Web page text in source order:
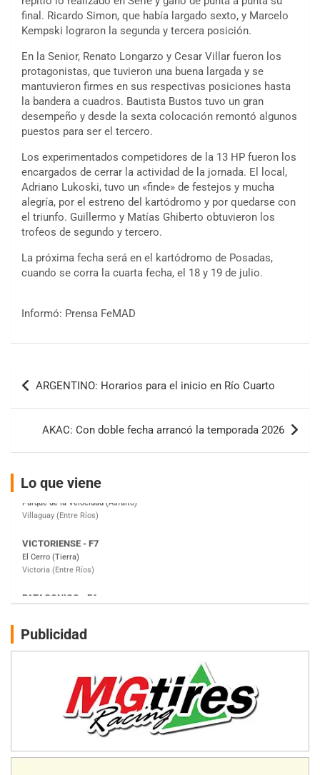
final. Ricardo Simon, que había largado sexto, y Marcelo
Kempski lograron la segunda y tercera posición.
En la Senior, Renato Longarzo y Cesar Villar fueron los
protagonistas, que tuvieron una buena largada y se
mantuvieron firmes en sus respectivas posiciones hasta
la bandera a cuadros. Bautista Bustos tuvo un gran
desempeño y desde la sexta colocación remontó algunos
puestos para ser el tercero.
Los experimentados competidores de la 13 HP fueron los
encargados de cerrar la actividad de la jornada. El local,
Adriano Lukoski, tuvo un «finde» de festejos y mucha
alegría, por el estreno del kartódromo y por quedarse con
el triunfo. Guillermo y Matías Ghiberto obtuvieron los
trofeos de segundo y tercero.
La próxima fecha será en el kartódromo de Posadas,
cuando se corra la cuarta fecha, el 18 y 19 de julio.
Informó: Prensa FeMAD
Navegación
de
entradas
ARGENTINO: Horarios para el inicio en Río Cuarto
AKAC: Con doble fecha arrancó la temporada 2026
Lo que viene
COBERTURA ESPECIAL DE E-KART.COM.AR
KDO - F6
Trenque Lauquen (Buenos Aires)
Villaguay (Entre Ríos)
VICTORIENSE - F7
Victoria (Entre Ríos)
PATAGONICO - F6
Gral. E. Godoy (Río Negro)
Juventud Unida (Tierra)
Humboldt (Santa Fe)
NORESTE SANTAFESINO - F6
Ciudad de Avellaneda (Asfalto)
Avellaneda (Santa Fe)
SUR SANTAFESINO - F4
Rufino (Santa Fe)
Publicidad